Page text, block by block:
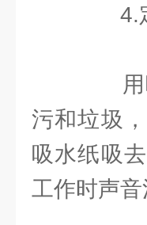
4.定
用吸
污和垃圾
吸水纸吸
工作时声